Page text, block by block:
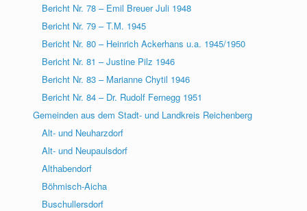
Bericht Nr. 78 – Emil Breuer Juli 1948
Bericht Nr. 79 – T.M. 1945
Bericht Nr. 80 – Heinrich Ackerhans u.a. 1945/1950
Bericht Nr. 81 – Justine Pilz 1946
Bericht Nr. 83 – Marianne Chytil 1946
Bericht Nr. 84 – Dr. Rudolf Fernegg 1951
Gemeinden aus dem Stadt- und Landkreis Reichenberg
Alt- und Neuharzdorf
Alt- und Neupaulsdorf
Althabendorf
Böhmisch-Aicha
Buschullersdorf